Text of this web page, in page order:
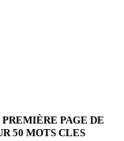
PAGE DE
50 MOTS CLES